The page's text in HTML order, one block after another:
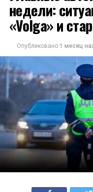
недели:
«Volga» и
Опубликовано 1 месяц